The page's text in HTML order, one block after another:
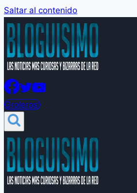
Saltar al contenido
Groleros!